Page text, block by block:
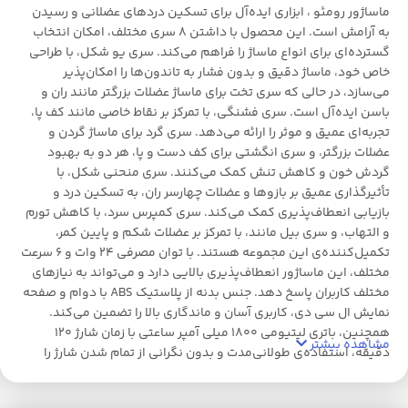
ماساژور رومئو ، ابزاری ایده‌آل برای تسکین دردهای عضلانی و رسیدن
به آرامش است. این محصول با داشتن 8 سری مختلف، امکان انتخاب
گسترده‌ای برای انواع ماساژ را فراهم می‌کند. سری یو شکل، با طراحی
خاص خود، ماساژ دقیق و بدون فشار به تاندون‌ها را امکان‌پذیر
می‌سازد، در حالی که سری تخت برای ماساژ عضلات بزرگتر مانند ران و
باسن ایده‌آل است. سری فشنگی، با تمرکز بر نقاط خاصی مانند کف پا،
تجربه‌ای عمیق و موثر را ارائه می‌دهد. سری گرد برای ماساژ گردن و
عضلات بزرگتر، و سری انگشتی برای کف دست و پا، هر دو به بهبود
گردش خون و کاهش تنش کمک می‌کنند. سری منحنی شکل، با
تأثیرگذاری عمیق بر بازوها و عضلات چهارسر ران، به تسکین درد و
بازیابی انعطاف‌پذیری کمک می‌کند. سری کمپرس سرد، با کاهش تورم
و التهاب، و سری بیل مانند، با تمرکز بر عضلات شکم و پایین کمر،
تکمیل‌کننده‌ی این مجموعه هستند. با توان مصرفی 24 وات و 6 سرعت
مختلف، این ماساژور انعطاف‌پذیری بالایی دارد و می‌تواند به نیازهای
مختلف کاربران پاسخ دهد. جنس بدنه از پلاستیک ABS با دوام و صفحه
نمایش ال سی دی، کاربری آسان و ماندگاری بالا را تضمین می‌کند.
همچنین، باتری لیتیومی 1800 میلی آمپر ساعتی با زمان شارژ 120
دقیقه، استفاده‌ی طولانی‌مدت و بدون نگرانی از تمام شدن شارژ را
مشاهده بیشتر